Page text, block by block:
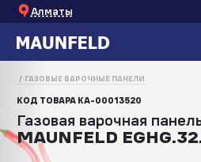
Алматы
ГАЗОВЫЕ ВАРОЧНЫЕ ПАНЕЛИ
КОД ТОВАРА КА-00013520
Газовая варочная
MAUNFELD